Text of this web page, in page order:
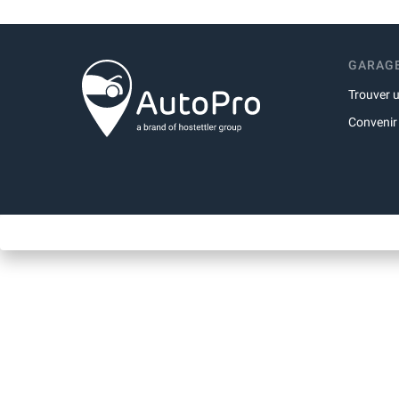
Trouver
Convenir